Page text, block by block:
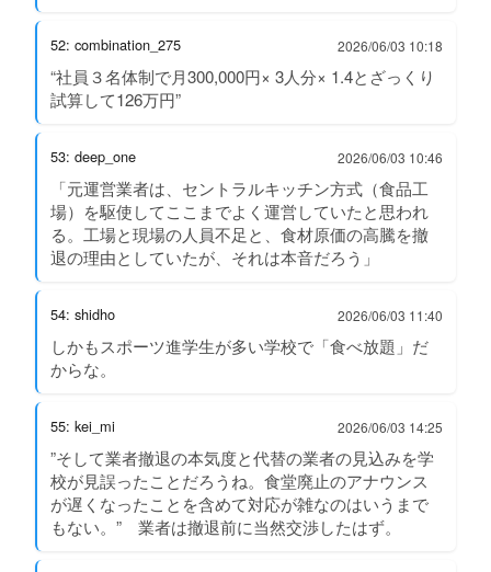
52: combination_275 2026/06/03 10:18
“社員３名体制で月300,000円× 3人分× 1.4とざっくり
試算して126万円”
53: deep_one 2026/06/03 10:46
「元運営業者は、セントラルキッチン方式（食品工
場）を駆使してここまでよく運営していたと思われ
る。工場と現場の人員不足と、食材原価の高騰を撤
退の理由としていたが、それは本音だろう」
54: shidho 2026/06/03 11:40
しかもスポーツ進学生が多い学校で「食べ放題」だ
からな。
55: kei_mi 2026/06/03 14:25
”そして業者撤退の本気度と代替の業者の見込みを学
校が見誤ったことだろうね。食堂廃止のアナウンス
が遅くなったことを含めて対応が雑なのはいうまで
もない。” 業者は撤退前に当然交渉したはず。